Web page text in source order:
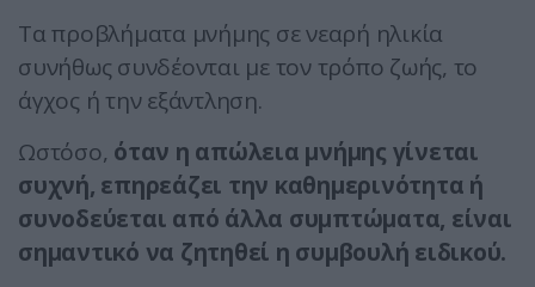
Τα προβλήματα μνήμης σε νεαρή ηλικία
συνήθως συνδέονται με τον τρόπο ζωής, το
άγχος ή την εξάντληση.
Ωστόσο, όταν η απώλεια μνήμης γίνεται
συχνή, επηρεάζει την καθημερινότητα ή
συνοδεύεται από άλλα συμπτώματα, είναι
σημαντικό να ζητηθεί η συμβουλή ειδικού.